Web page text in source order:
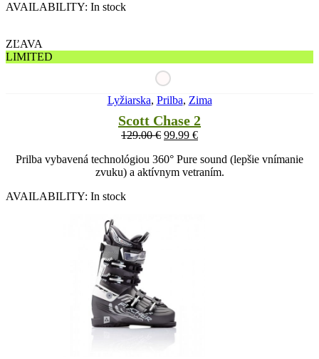
AVAILABILITY: In stock
ZĽAVA
LIMITED
Lyžiarska, Prilba, Zima
Scott Chase 2
129.00€ 99.99 €
Prilba vybavená technológiou 360° Pure sound (lepšie vnímanie
zvuku) a aktívnym vetraním.
AVAILABILITY: In stock